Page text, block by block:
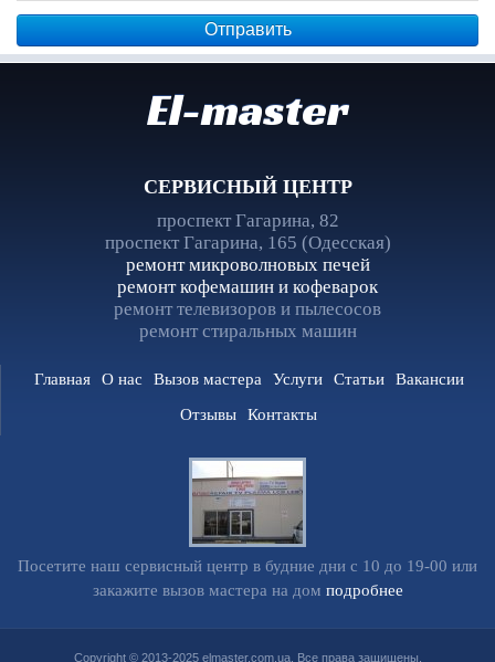
El-master
СЕРВИСНЫЙ ЦЕНТР
проспект Гагарина, 82
проспект Гагарина, 165 (Одесская)
ремонт микроволновых печей
ремонт кофемашин и кофеварок
ремонт телевизоров и пылесосов
ремонт стиральных машин
Главная О нас Вызов мастера Услуги Статьи
Вакансии
Отзывы
Контакты
Посетите наш сервисный центр в будние дни с 10 до 19-00 или
закажите вызов мастера на дом подробнее
Copyright © 2013-2025 elmaster.com.ua. Все права защищены.